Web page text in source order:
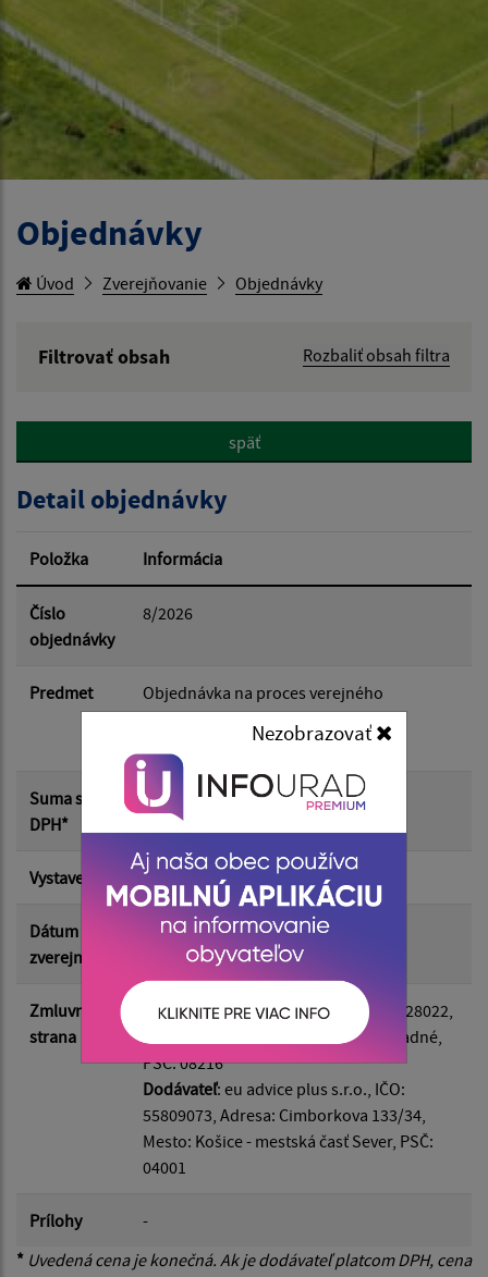
Nezobrazovať
Objednávky
Úvod Zverejňovanie Objednávky
Filtrovať obsah
Rozbaliť obsah filtra
Hľadať v:
Dátum od:
Dátum do:
Suma do:
späť
Detail objednávky
Položka Informácia
Číslo
objednávky
8/2026
Predmet
Objednávka na proces verejného
obstarávania na zhotoviteľa stavby :
Záhradné-Kanalizácia a ČOV
Suma s
DPH*
1 200.00 €
Vystavená 24.04.2026
Dátum
zverejnenia
24.04.2026
Zmluvná
strana
Odberateľ: Obec Záhradné, IČO: 00328022,
Adresa: Tulčícka 271/2, Mesto: Záhradné,
PSČ: 08216
Dodávateľ: eu advice plus s.r.o., IČO:
55809073, Adresa: Cimborkova 133/34,
Mesto: Košice - mestská časť Sever, PSČ:
04001
Prílohy
-
* Uvedená cena je konečná. Ak je dodávateľ platcom DPH, cena